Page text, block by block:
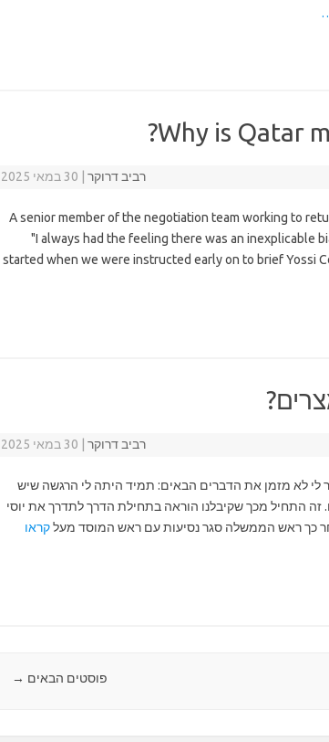
Why is Qatar
רביב דרוקר 30 במאי 2025
A senior member of the negotiation team working to
"I always had the feeling there was an inexplicable
started when we were instructed early on to brief Yossi
רביב דרוקר 30 במאי 2025
לא מזמן את הדברים הבאים: תמיד היתה לי הרגשה שיש
התחיל מכך שקיבלנו הוראה בתחילת הדרך לתדרך את יוסי
כך ראש הממשלה סגר נסיעות עם ראש המוסד מעלקראו
פוסטים הבאים →